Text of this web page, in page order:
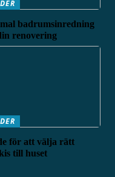
badrumsinredning
renovering
för att välja rätt
till huset